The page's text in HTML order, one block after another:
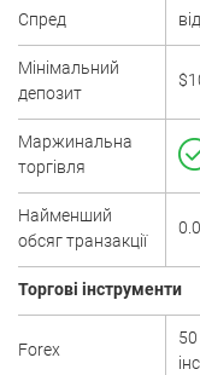
Спред
Мінімальний
депозит
Маржинальна
торгівля
Найменший
обсяг транзакції
Торгові інструменти
Forex
50